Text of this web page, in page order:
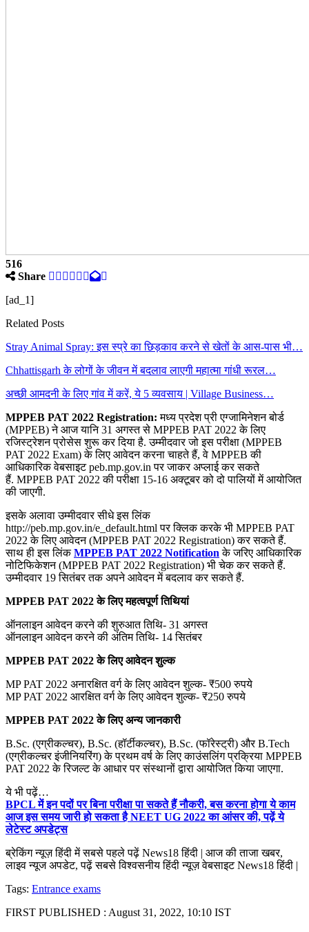
516
Share
[ad_1]
Related Posts
Stray Animal Spray: इस स्प्रे का छिड़काव करने से खेतों के आस-पास भी…
Chhattisgarh के लोगों के जीवन में बदलाव लाएगी महात्मा गांधी रूरल…
अच्छी आमदनी के लिए गांव में करें, ये 5 व्यवसाय | Village Business…
MPPEB PAT 2022 Registration: मध्य प्रदेश प्री एग्जामिनेशन बोर्ड
(MPPEB) ने आज यानि 31 अगस्त से MPPEB PAT 2022 के लिए
रजिस्ट्रेशन प्रोसेस शुरू कर दिया है. उम्मीदवार जो इस परीक्षा (MPPEB
PAT 2022 Exam) के लिए आवेदन करना चाहते हैं, वे MPPEB की
आधिकारिक वेबसाइट peb.mp.gov.in पर जाकर अप्लाई कर सकते
हैं. MPPEB PAT 2022 की परीक्षा 15-16 अक्टूबर को दो पालियों में आयोजित
की जाएगी.
इसके अलावा उम्मीदवार सीधे इस लिंक
http://peb.mp.gov.in/e_default.html पर क्लिक करके भी MPPEB PAT
2022 के लिए आवेदन (MPPEB PAT 2022 Registration) कर सकते हैं.
साथ ही इस लिंकMPPEB PAT 2022 Notification के जरिए आधिकारिक
नोटिफिकेशन (MPPEB PAT 2022 Registration) भी चेक कर सकते हैं.
उम्मीदवार 19 सितंबर तक अपने आवेदन में बदलाव कर सकते हैं.
MPPEB PAT 2022 के लिए महत्वपूर्ण तिथियां
ऑनलाइन आवेदन करने की शुरुआत तिथि- 31 अगस्त
ऑनलाइन आवेदन करने की अंतिम तिथि- 14 सितंबर
MPPEB PAT 2022 के लिए आवेदन शुल्क
MP PAT 2022 अनारक्षित वर्ग के लिए आवेदन शुल्क- ₹500 रुपये
MP PAT 2022 आरक्षित वर्ग के लिए आवेदन शुल्क- ₹250 रुपये
MPPEB PAT 2022 के लिए अन्य जानकारी
B.Sc. (एग्रीकल्चर), B.Sc. (हॉर्टीकल्चर), B.Sc. (फॉरेस्ट्री) और B.Tech
(एग्रीकल्चर इंजीनियरिंग) के प्रथम वर्ष के लिए काउंसलिंग प्रक्रिया MPPEB
PAT 2022 के रिजल्ट के आधार पर संस्थानों द्वारा आयोजित किया जाएगा.
ये भी पढ़ें…
BPCL में इन पदों पर बिना परीक्षा पा सकते हैं नौकरी, बस करना होगा ये काम
आज इस समय जारी हो सकता है NEET UG 2022 का आंसर की, पढ़ें ये
लेटेस्ट अपडेट्स
ब्रेकिंग न्यूज़ हिंदी में सबसे पहले पढ़ें News18 हिंदी | आज की ताजा खबर,
लाइव न्यूज अपडेट, पढ़ें सबसे विश्वसनीय हिंदी न्यूज़ वेबसाइट News18 हिंदी |
Tags: Entrance exams
FIRST PUBLISHED : August 31, 2022, 10:10 IST